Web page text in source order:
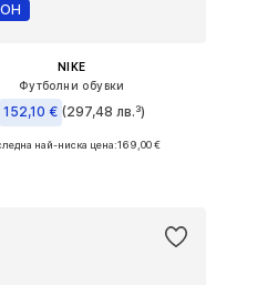
NIKE
Футболни обувки
152,10 € (297,48 лв.³)
се в много размери
най-ниска цена:169,00 €